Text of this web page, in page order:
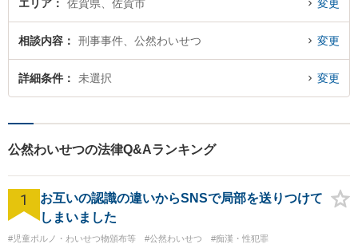
エリア 佐賀県、佐賀市 変更
相談内容 刑事事件、公然わいせつ 変更
詳細条件 未選択 変更
公然わいせつの法律Q&Aランキング
1
お互いの認識の違いからSNSで局部を送りつけて
しまいました
#児童ポルノ・わいせつ物頒布等 #公然わいせつ
#痴漢・性犯罪